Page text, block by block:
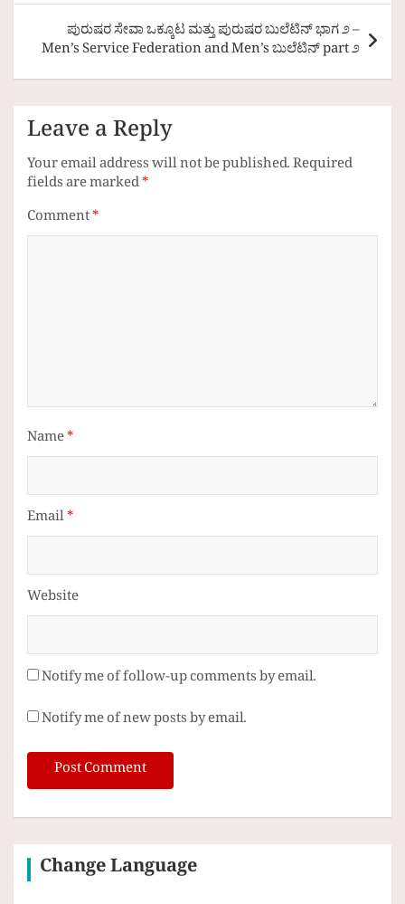
ಪುರುಷರ ಸೇವಾ ಒಕ್ಕೂಟ ಮತ್ತು ಪುರುಷರ ಬುಲೆಟಿನ್ ಭಾಗ ೨ –
Men’s Service Federation and Men’s ಬುಲೆಟಿನ್ part ೨
Leave a Reply
Your email address will not be published.Required
fields are marked*
Comment*
Name*
Email*
Website
Notify me of follow-up comments by email.
Notify me of new posts by email.
Change Language